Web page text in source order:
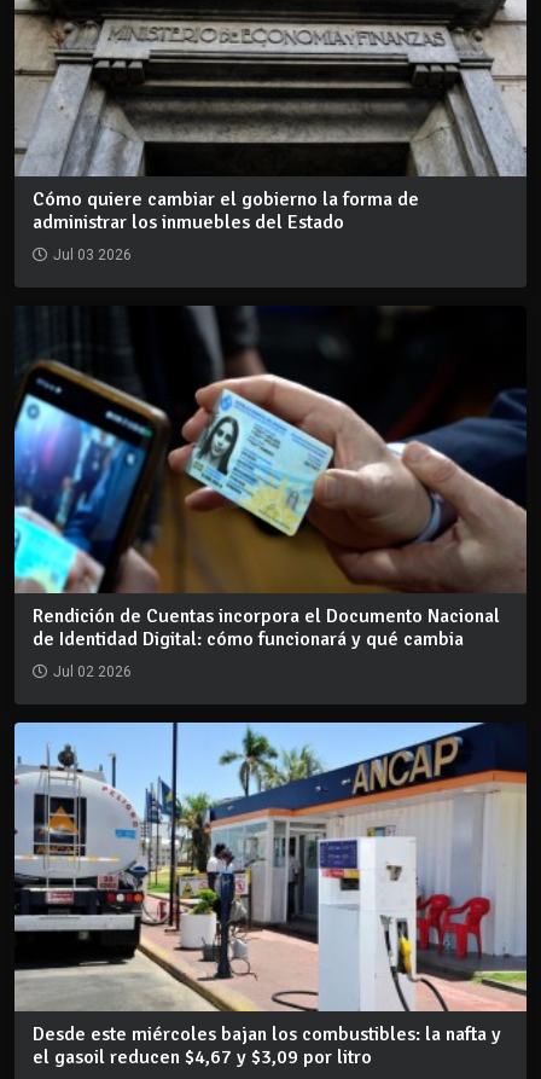
Cómo quiere cambiar el gobierno la forma de
administrar los inmuebles del Estado
Jul 03 2026
Rendición de Cuentas incorpora el Documento Nacional
de Identidad Digital: cómo funcionará y qué cambia
Jul 02 2026
Desde este miércoles bajan los combustibles: la nafta y
el gasoil reducen $4,67 y $3,09 por litro